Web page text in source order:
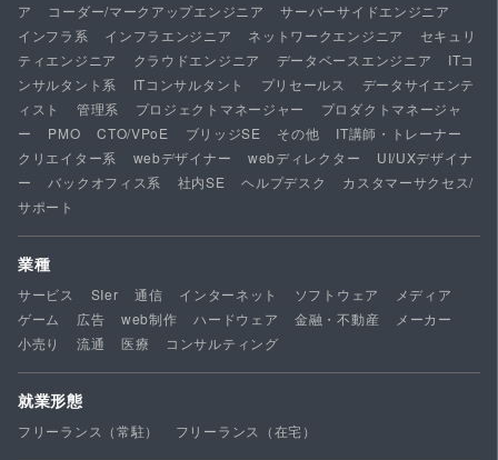
ア
コーダー/マークアップエンジニア
サーバーサイドエンジニア
インフラ系
インフラエンジニア ネットワークエンジニア
セキュリ
ティエンジニア
クラウドエンジニア データベースエンジニア
ITコ
ンサルタント系
ITコンサルタント プリセールス
データサイエンテ
ィスト
管理系 プロジェクトマネージャー
プロダクトマネージャ
ー
PMO CTO/VPoE ブリッジSE その他
IT講師・トレーナー
クリエイター系
webデザイナー webディレクター
UI/UXデザイナ
ー
バックオフィス系 社内SE ヘルプデスク
カスタマーサクセス/
サポート
業種
サービス SIer 通信 インターネット ソフトウェア
メディア
ゲーム
広告 web制作 ハードウェア 金融・不動産
メーカー
小売り
流通 医療 コンサルティング
就業形態
フリーランス（常駐） フリーランス（在宅）